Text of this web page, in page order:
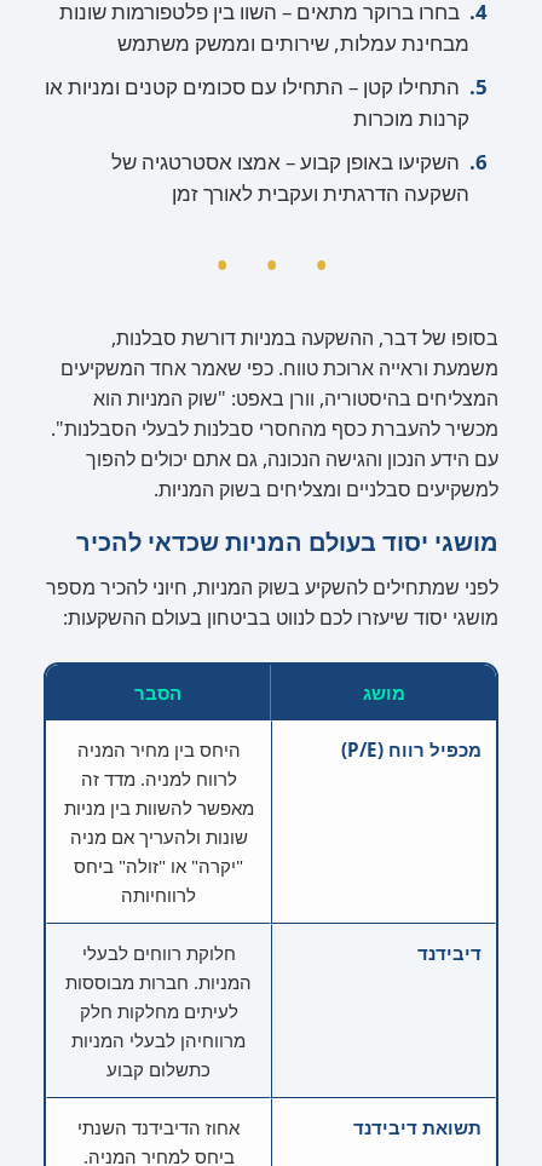
בחרו ברוקר מתאים – השוו בין פלטפורמות שונות
מבחינת עמלות, שירותים וממשק משתמש
התחילו קטן – התחילו עם סכומים קטנים ומניות או
קרנות מוכרות
השקיעו באופן קבוע – אמצו אסטרטגיה של
השקעה הדרגתית ועקבית לאורך זמן
בסופו של דבר, ההשקעה במניות דורשת סבלנות,
משמעת וראייה ארוכת טווח. כפי שאמר אחד המשקיעים
המצליחים בהיסטוריה, וורן באפט: "שוק המניות הוא
מכשיר להעברת כסף מהחסרי סבלנות לבעלי הסבלנות".
עם הידע הנכון והגישה הנכונה, גם אתם יכולים להפוך
למשקיעים סבלניים ומצליחים בשוק המניות.
מושגי יסוד בעולם המניות שכדאי להכיר
לפני שמתחילים להשקיע בשוק המניות, חיוני להכיר מספר
מושגי יסוד שיעזרו לכם לנווט בביטחון בעולם ההשקעות:
מושג הסבר
מכפיל רווח (P/E)
היחס בין מחיר המניה
לרווח למניה. מדד זה
מאפשר להשוות בין מניות
שונות ולהעריך אם מניה
"יקרה" או "זולה" ביחס
לרווחיותה
דיבידנד
חלוקת רווחים לבעלי
המניות. חברות מבוססות
לעיתים מחלקות חלק
מרווחיהן לבעלי המניות
כתשלום קבוע
תשואת דיבידנד
אחוז הדיבידנד השנתי
ביחס למחיר המניה.